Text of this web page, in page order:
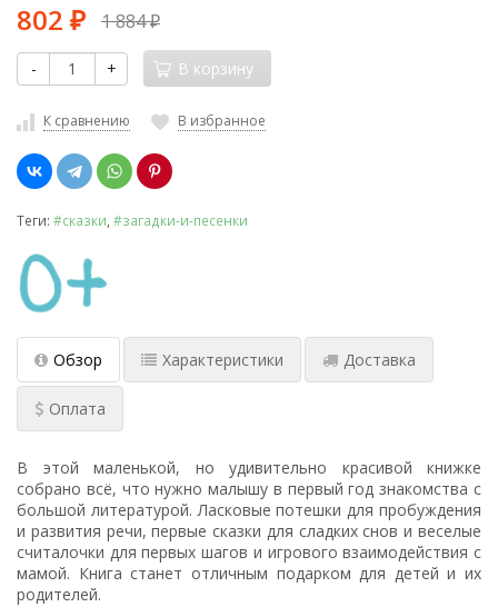
802 ₽ 1 884₽
- + В корзину
К сравнению В избранное
Теги: #сказки #загадки-и-песенки
Обзор Характеристики Доставка
Оплата
В этой маленькой, но удивительно красивой книжке
собрано всё, что нужно малышу в первый год знакомства с
большой литературой. Ласковые потешки для пробуждения
и развития речи, первые сказки для сладких снов и веселые
считалочки для первых шагов и игрового взаимодействия с
мамой. Книга станет отличным подарком для детей и их
родителей.